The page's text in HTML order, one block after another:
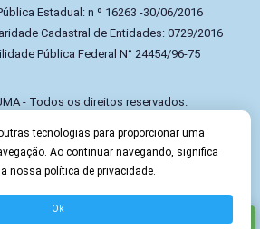
Estadual: n º 16263 -30/06/2016
Cadastral de Entidades: 0729/2016
Pública Federal N° 24454/96-75
- Todos os direitos reservados.
privacidade e termos de uso
tecnologias para proporcionar uma
Ao continuar navegando, significa
nossa política de privacidade.
Ok